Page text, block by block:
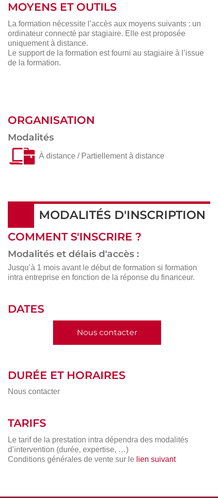
MOYENS ET OUTILS
La formation nécessite l’accès aux moyens suivants : un
ordinateur connecté par stagiaire. Elle est proposée
uniquement à distance.
Le support de la formation est fourni au stagiaire à l’issue
de la formation.
ORGANISATION
Modalités
À distance / Partiellement à distance
MODALITÉS D'INSCRIPTION
COMMENT S'INSCRIRE ?
Modalités et délais d'accès :
Jusqu’à 1 mois avant le début de formation si formation
intra entreprise en fonction de la réponse du financeur.
DATES
Nous contacter
DURÉE ET HORAIRES
Nous contacter
TARIFS
Le tarif de la prestation intra dépendra des modalités
d’intervention (durée, expertise, …)
Conditions générales de vente sur le lien suivant